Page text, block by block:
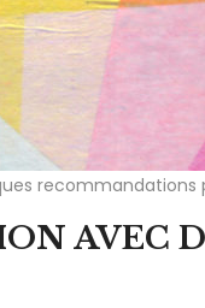
recommandations
AVEC